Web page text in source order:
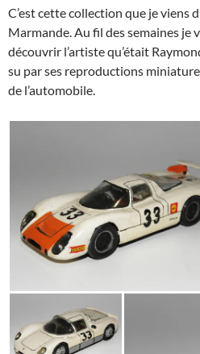
C’est cette collection que je viens
Marmande. Au fil des semaines je
découvrir l’artiste qu’était
su par ses reproductions
de l’automobile.